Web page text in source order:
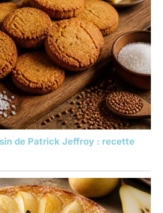
de Patrick Jeffroy : recette